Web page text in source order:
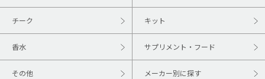
チーク キット
香水 サプリメント・フード
その他 メーカー別に探す